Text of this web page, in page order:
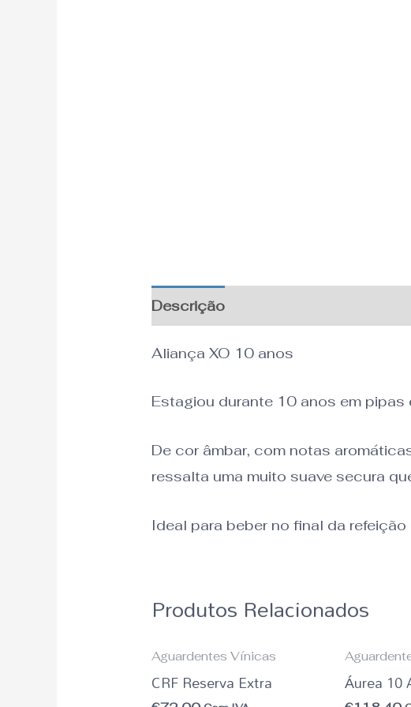
Descrição
Aliança XO 10 anos
Estagiou durante 10 anos em
De cor âmbar, com notas
ressalta uma muito suave secura
Ideal para beber no final da
Produtos Relacionados
Aguardentes Vínicas
CRF Reserva Extra Áurea 10